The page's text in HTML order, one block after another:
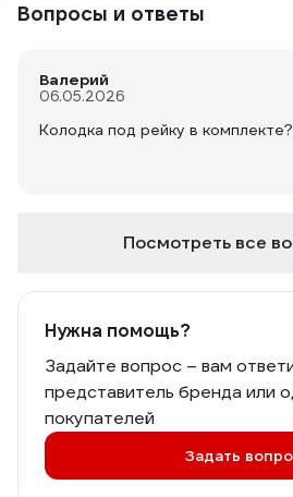
Вопросы и ответы
Валерий
06.05.2026
Колодка под рейку в комплекте?
Посмотреть все
Нужна помощь?
Задайте вопрос – вам
представитель бренда или
покупателей
Задать